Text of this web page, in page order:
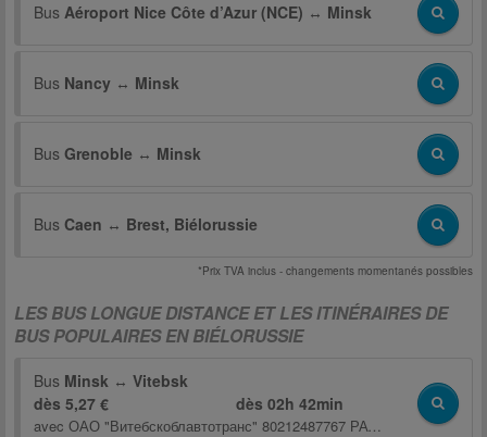
Bus Aéroport Nice Côte d’Azur (NCE) ↔ Minsk
Bus Nancy ↔ Minsk
Bus Grenoble ↔ Minsk
Bus Caen ↔ Brest, Biélorussie
*Prix TVA inclus - changements momentanés possibles
LES BUS LONGUE DISTANCE ET LES ITINÉRAIRES DE
BUS POPULAIRES EN BIÉLORUSSIE
Bus Minsk ↔ Vitebsk
dès 5,27 €
dès 02h 42min
avec ОАО "Витебскоблавтотранс" 80212487767 РАТУП ВИТЕБСКОБЛАВТОТРАНС